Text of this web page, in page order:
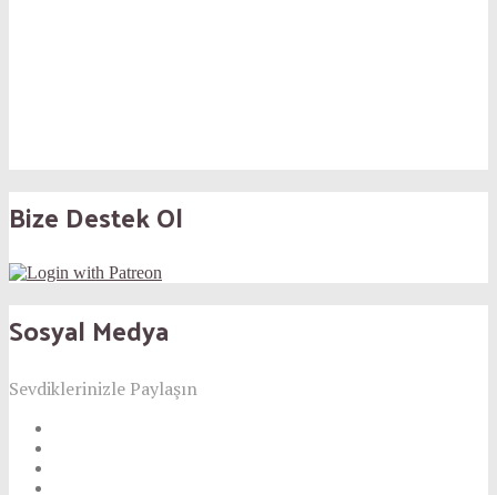
Bize Destek Ol
Sosyal Medya
Sevdiklerinizle Paylaşın